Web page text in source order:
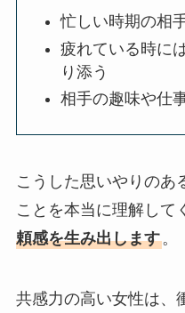
忙しい時期の相
疲れている時に
り添う
相手の趣味や仕
こうした思いやりのあ
ことを本当に理解して
頼感を生み出します。
共感力の高い女性は、